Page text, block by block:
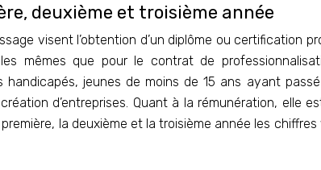
deuxième et troisième année
visent l’obtention d’un diplôme ou certification
mêmes que pour le contrat de
jeunes de moins de 15 ans ayant
d’entreprises. Quant à la rémunération, elle
première, la deuxième et la troisième année les